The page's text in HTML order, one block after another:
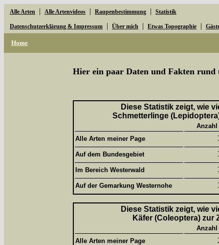
Alle Arten | Alle Artenvideos | Raupenbestimmung | Statistik
Datenschutzerklärung & Impressum | Über mich | Etwas Topographie |
Home
Hier ein paar Daten und Fakten rund
Diese Statistik zeigt, wie
Schmetterlinge
Alle Arten meiner Page
Auf dem Bundesgebiet
Im Bereich Westerwald
Auf der Gemarkung Westernohe
Diese Statistik zeigt, wie
Käfer (Coleoptera) zur
Alle Arten meiner Page